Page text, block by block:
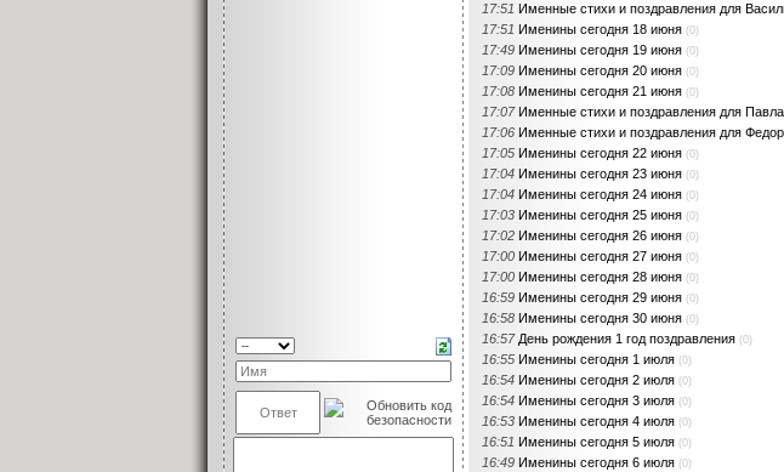
17:51 Именные стихи и поздравления для
17:51 Именины сегодня 18 июня (0)
17:49 Именины сегодня 19 июня (0)
17:09 Именины сегодня 20 июня (0)
17:08 Именины сегодня 21 июня (0)
17:07 Именные стихи и поздравления для Павла
17:06 Именные стихи и поздравления для
17:05 Именины сегодня 22 июня (0)
17:04 Именины сегодня 23 июня (0)
17:04 Именины сегодня 24 июня (0)
17:03 Именины сегодня 25 июня (0)
17:02 Именины сегодня 26 июня (0)
17:00 Именины сегодня 27 июня (0)
17:00 Именины сегодня 28 июня (0)
16:59 Именины сегодня 29 июня (0)
16:58 Именины сегодня 30 июня (0)
16:57 День рождения 1 год поздравления (0)
16:55 Именины сегодня 1 июля (0)
16:54 Именины сегодня 2 июля (0)
16:54 Именины сегодня 3 июля (0)
16:53 Именины сегодня 4 июля (0)
16:51 Именины сегодня 5 июля (0)
16:49 Именины сегодня 6 июля (0)